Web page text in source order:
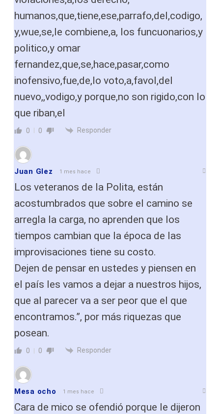
humanos,que,tiene,ese,parrafo,del,codigo,
y,wue,se,le combiene,a, los funcuonarios,y
politico,y omar
fernandez,que,se,hace,pasar,como
inofensivo,fue,de,lo voto,a,favol,del
nuevo,,vodigo,y porque,no son rigido,con lo
que riban,el
0 0 Responder
Juan Glez 1 mes hace
Los veteranos de la Polita, están
acostumbrados que sobre el camino se
arregla la carga, no aprenden que los
tiempos cambian que la época de las
improvisaciones tiene su costo.
Dejen de pensar en ustedes y piensen en
el país les vamos a dejar a nuestros hijos,
que al parecer va a ser peor que el que
encontramos.”, por más riquezas que
posean.
0 0 Responder
Mesa ocho 1 mes hace
Cara de mico se ofendió porque le dijeron